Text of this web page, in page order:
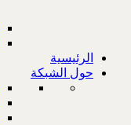
الرئيسية
حول الشبكة